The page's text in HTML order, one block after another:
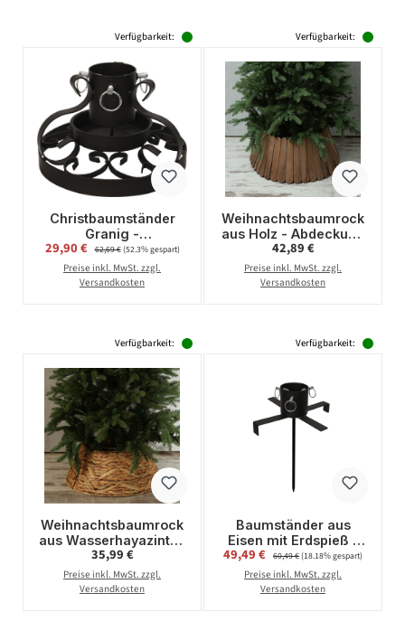
Verfügbarkeit:
Christbaumständer
Granig -
Stammdurchmesser
3-8cm - Baumhöhe
bis 2m - Wassertank
Verkaufspreis:
29,90 € Regulärer Preis:
62,69 €(52.3% gespart)
Preise inkl. MwSt. zzgl.
Versandkosten
Verfügbarkeit:
Weihnachtsbaumrock
aus Holz - Abdeckung
für Baumständer - D:
57cm - faltbar - braun
Regulärer Preis:
42,89 €
Preise inkl. MwSt. zzgl.
Versandkosten
Verfügbarkeit:
Weihnachtsbaumrock
aus Wasserhayazinthe
- Abdeckung für
Baumständer - D:
57cm - 3teilig
Regulärer Preis:
35,99 €
Preise inkl. MwSt. zzgl.
Versandkosten
Verfügbarkeit:
Baumständer aus
Eisen mit Erdspieß -
Stammdurchmesser
3-9cm - Baumhöhe bis
2,5m - f. Außen -
Verkaufspreis:
49,49 € Regulärer Preis:
60,49 €(18.18% gespart)
Preise inkl. MwSt. zzgl.
Versandkosten